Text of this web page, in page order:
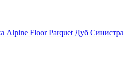
Alpine Floor Parquet Дуб Синистра